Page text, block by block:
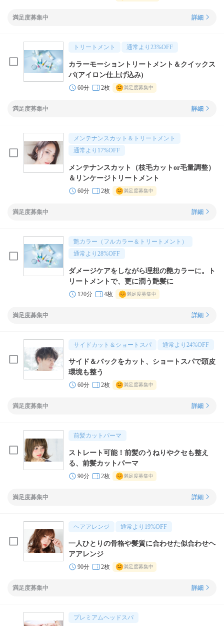
満足度募集中 詳細
トリートメント 通常より 23%OFF
カラーモーショントリートメント＆クイックス
パ(アイロン仕上げ込み)
60分 2枚 満足度募集中
満足度募集中 詳細
メンテナンスカット＆トリートメント
通常より 17%OFF
メンテナンスカット（枝毛カットor毛量調整）
＆リンケージトリートメント
60分 2枚 満足度募集中
満足度募集中 詳細
艶カラー（フルカラー＆トリートメント）
通常より 28%OFF
ダメージケアをしながら理想の艶カラーに。ト
リートメントで、更に潤う艶髪に
120分 4枚 満足度募集中
満足度募集中 詳細
サイドカット＆ショートスパ 通常より 24%OFF
サイド＆バックをカット、ショートスパで頭皮
環境も整う
60分 2枚 満足度募集中
満足度募集中 詳細
前髪カットパーマ
ストレート可能！前髪のうねりやクセも整え
る、前髪カットパーマ
90分 2枚 満足度募集中
満足度募集中 詳細
ヘアアレンジ 通常より 19%OFF
一人ひとりの骨格や髪質に合わせた似合わせヘ
アアレンジ
90分 2枚 満足度募集中
満足度募集中 詳細
プレミアムヘッドスパ